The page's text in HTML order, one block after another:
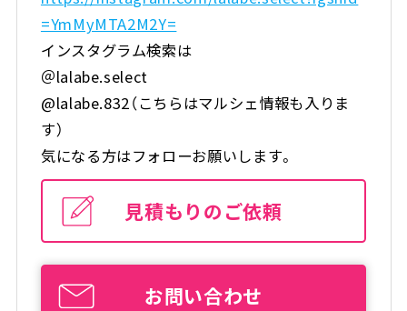
=YmMyMTA2M2Y=
インスタグラム検索は
＠lalabe.select
@lalabe.832（こちらはマルシェ情報も入りま
す）
気になる方はフォローお願いします。
見積もりのご依頼
お問い合わせ